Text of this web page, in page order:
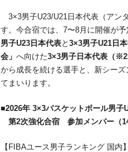
3×3男子U23/U21日本代表（アン
す。今合宿では、7〜8月に開催が
男子U23日本代表と 3×3男子U21日
会」 へ向けた3×3男子日本代表（
から成長を続ける選手と、新シー
てまいります。
■2026年 3×3バスケットボール男子
第2次強化合宿 参加メンバー（14
【FIBAユース男子ランキング 国